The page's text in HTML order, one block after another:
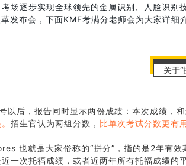
考场逐步实现全球领先的金属识别、人脸识
发布会，下面KMF考满分老师会为大家详细
关于“
以后，报告同时显示两份成绩：本次成绩，
招生官认为两组分数， 比单次考试分数更有
也就是大家俗称的“拼分”，指的是2年有
一次托福成绩，或者近两年所有托福成绩